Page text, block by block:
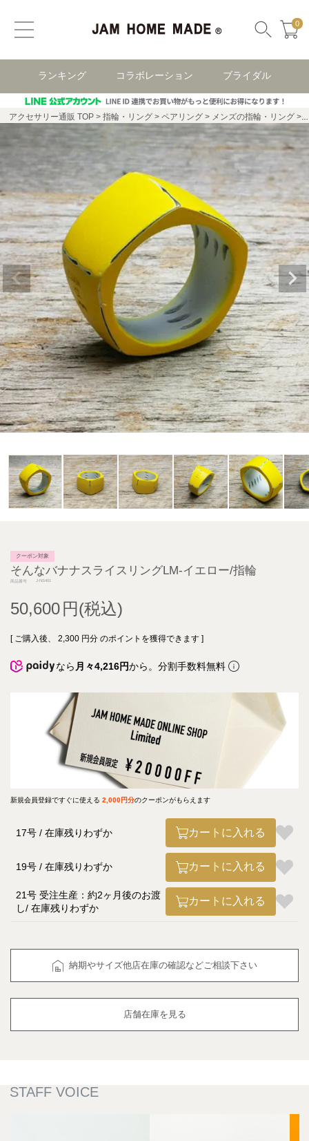
0
ランキング コラボレーション ブライダル
アクセサリー通販 TOP 指輪・リング ペアリング メンズの指輪・リング
クーポン対象
そんなバナナスライスリングLM-イエロー/指輪
商品番号 J-NS401
50,600
[ ご購入後、 2,300 円分 のポイントを獲得できます ]
なら 月々4,216円から。分割手数料無料
新規会員登録ですぐに使える 2,000円分のクーポンがもらえます
17号 在庫残りわずか カートに入れる
19号 在庫残りわずか カートに入れる
21号 受注生産：約2ヶ月後のお渡
し
在庫残りわずか
カートに入れる
納期やサイズ他店在庫の確認などご相談下さい
店舗在庫を見る